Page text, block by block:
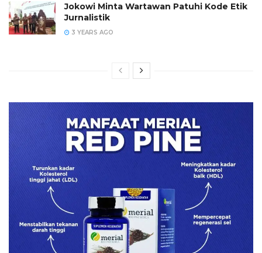
Jokowi Minta Wartawan Patuhi Kode Etik
Jurnalistik
3 YEARS AGO